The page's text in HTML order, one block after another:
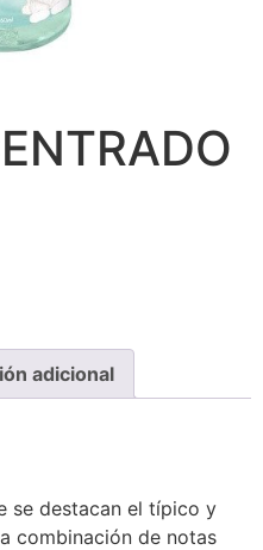
adicional
se destacan el típico y
combinación de notas